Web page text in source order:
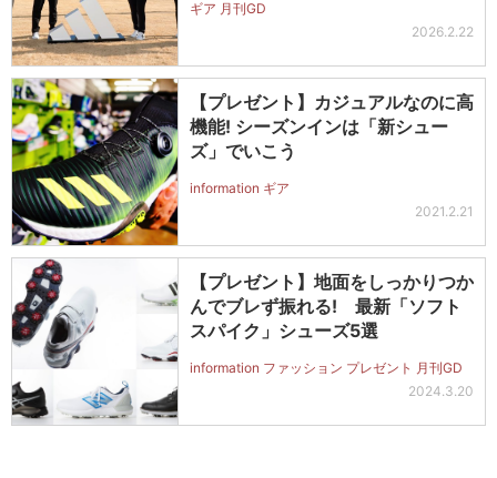
ギア 月刊GD
2026.2.22
【プレゼント】カジュアルなのに高
機能! シーズンインは「新シュー
ズ」でいこう
information ギア
2021.2.21
【プレゼント】地面をしっかりつか
んでブレず振れる! 最新「ソフト
スパイク」シューズ5選
information ファッション プレゼント 月刊GD
2024.3.20